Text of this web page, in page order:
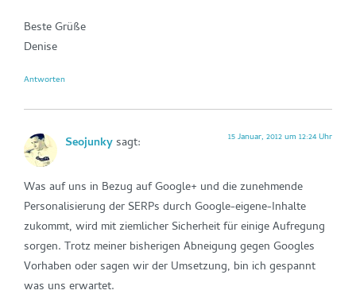
Beste Grüße
Denise
Antworten
Seojunkysagt: 15 Januar, 2012 um 12:24 Uhr
Was auf uns in Bezug auf Google+ und die zunehmende
Personalisierung der SERPs durch Google-eigene-Inhalte
zukommt, wird mit ziemlicher Sicherheit für einige Aufregung
sorgen. Trotz meiner bisherigen Abneigung gegen Googles
Vorhaben oder sagen wir der Umsetzung, bin ich gespannt
was uns erwartet.